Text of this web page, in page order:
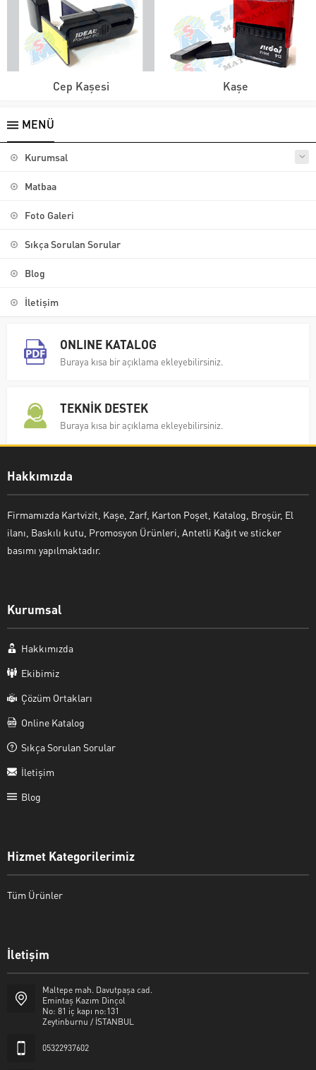
Cep Kaşesi Kaşe
MENÜ
Kurumsal
Matbaa
Foto Galeri
Sıkça Sorulan Sorular
Blog
İletişim
ONLINE KATALOG
Buraya kısa bir açıklama ekleyebilirsiniz.
TEKNİK DESTEK
Buraya kısa bir açıklama ekleyebilirsiniz.
Hakkımızda
Firmamızda Kartvizit, Kaşe, Zarf, Karton Poşet, Katalog, Broşür, El
ilanı, Baskılı kutu, Promosyon Ürünleri, Antetli Kağıt ve sticker
basımı yapılmaktadır.
Kurumsal
Hakkımızda
Ekibimiz
Çözüm Ortakları
Online Katalog
Sıkça Sorulan Sorular
İletişim
Blog
Hizmet Kategorilerimiz
Tüm Ürünler
İletişim
Maltepe mah. Davutpaşa cad.
Emintaş Kazım Dinçol
No: 81 iç kapı no:131
Zeytinburnu / İSTANBUL
05322937602